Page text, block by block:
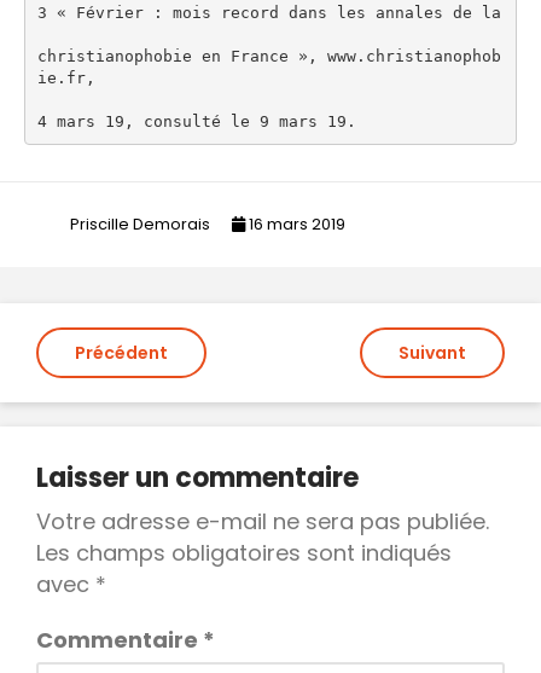
3 « Février : mois record dans les annales de la
christianophobie en France », www.christianophob
ie.fr,
4 mars 19, consulté le 9 mars 19.
Priscille Demorais 16 mars 2019
Navigation
de
l’article
Précédent Suivant
Laisser un commentaire
Votre adresse e-mail ne sera pas publiée.
Les champs obligatoires sont indiqués
avec *
Commentaire *